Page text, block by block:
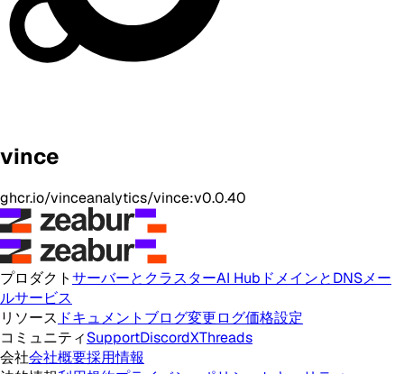
vince
ghcr.io/vinceanalytics/vince:v0.0.40
プロダクトサーバーとクラスターAI Hub ドメインとDNSメー
ルサービス
リソース ドキュメント ブログ変更ログ価格設定
コミュニティSupportDiscordXThreads
会社会社概要採用情報